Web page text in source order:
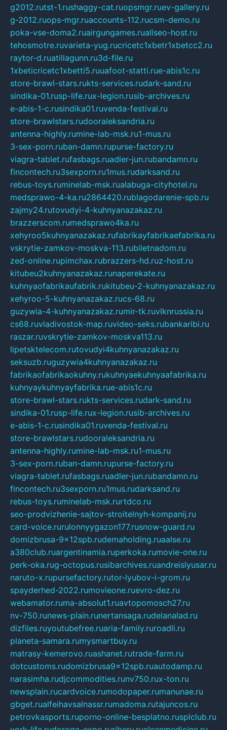
g2012.rutst-1.rushaggy-cat.ruopsmgr.ruev-gallery.ru
g-2012.ruops-mgr.ruaccounts-112.rucsm-demo.ru
poka-vse-doma2.ruairgungames.ruallseo-host.ru
tehosmotre.ruvarieta-yug.rucricetc1xbetr1xbetcc2.ru
raytor-d.ruatillagunn.ru3d-file.ru
1xbeticricetc1xbetti5.ruuafoot-statti.rue-abis1c.ru
store-brawl-stars.rukts-services.rudark-sand.ru
sindika-01.rusp-life.rux-legion.rusib-archives.ru
e-abis-1-c.rusindika01.ruvenda-festival.ru
store-brawlstars.rudooraleksandria.ru
antenna-highly.rumine-lab-msk.ru1-mus.ru
3-sex-porn.ruban-damn.rupurse-factory.ru
viagra-tablet.rufasbags.ruadler-jun.rubandamn.ru
fincontech.ru3sexporn.ru1mus.rudarksand.ru
rebus-toys.ruminelab-msk.rualabuga-cityhotel.ru
medsprawo-4-ka.ru2864420.rublagodarenie-spb.ru
zajmy24.rutovudyi-4-kuhnyanazakaz.ru
brazzerscom.rumedsprawo4ka.ru
xehyroo5kuhnyanazakaz.rufabrikayfabrikaefabrika.ru
vskrytie-zamkov-moskva-113.rubiletnadom.ru
zed-online.rupimchax.rubrazzers-hd.ruz-host.ru
kitubeu2kuhnyanazakaz.runaperekate.ru
kuhnyaofabrikaufabrik.rukitubeu-2-kuhnyanazakaz.ru
xehyroo-5-kuhnyanazakaz.rucs-68.ru
guzywia-4-kuhnyanazakaz.rumir-tk.ruvlknrussia.ru
cs68.ruvladivostok-map.ruvideo-seks.rubankaribi.ru
raszar.ruvskrytie-zamkov-moskva113.ru
lipetsktelecom.rutovudyi4kuhnyanazakaz.ru
seksuzb.ruguzywia4kuhnyanazakaz.ru
fabrikaofabrikaokuhny.rukuhnyaekuhnyaafabrika.ru
kuhnyaykuhnyayfabrika.rue-abis1c.ru
store-brawl-stars.rukts-services.rudark-sand.ru
sindika-01.rusp-life.rux-legion.rusib-archives.ru
e-abis-1-c.rusindika01.ruvenda-festival.ru
store-brawlstars.rudooraleksandria.ru
antenna-highly.rumine-lab-msk.ru1-mus.ru
3-sex-porn.ruban-damn.rupurse-factory.ru
viagra-tablet.rufasbags.ruadler-jun.rubandamn.ru
fincontech.ru3sexporn.ru1mus.rudarksand.ru
rebus-toys.ruminelab-msk.rurtdco.ru
seo-prodvizhenie-sajtov-stroitelnyh-kompanij.ru
card-voice.rurulonnyygazon177.rusnow-guard.ru
domizbrusa-9x12spb.rudemaholding.ruaalse.ru
a380club.ruargentinamia.ruperkoka.rumovie-one.ru
perk-oka.rug-octopus.rusibarchives.ruandreislyusar.ru
naruto-x.rupursefactory.rutor-lyubov-i-grom.ru
spayderhed-2022.rumovieone.ruevro-dez.ru
webamator.ruma-absolut1.ruavtopomosch27.ru
nv-750.runews-plain.runertansaga.rudelanalad.ru
dizfiles.ruyoutubefree.ruaria-family.ruroadli.ru
planeta-samara.rumysmartbuy.ru
matrasy-kemerovo.ruashanet.rutrade-farm.ru
dotcustoms.rudomizbrusa9x12spb.ruautodamp.ru
narasimha.rudjcommodities.runv750.rux-ton.ru
newsplain.rucardvoice.rumodopaper.rumanunae.ru
gbget.rualfeihavsalnassr.rumadoma.rutajuncos.ru
petrovkasports.ruporno-online-besplatno.rusplclub.ru